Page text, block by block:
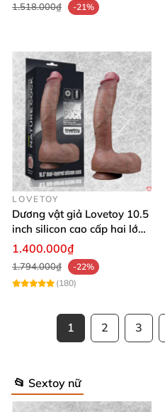
1.518.000₫ -21%
LOVETOY
Dương vật giả Lovetoy 10.5
inch silicon cao cấp hai lớp
kích thích
1.400.000₫
1.794.000₫
-22%
(180)
1 2 3
📂 Sextoy nữ